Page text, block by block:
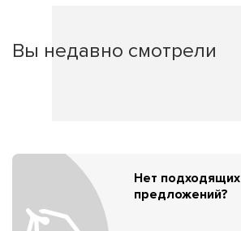
Вы недавно смотрели
Нет подходящих
предложений?